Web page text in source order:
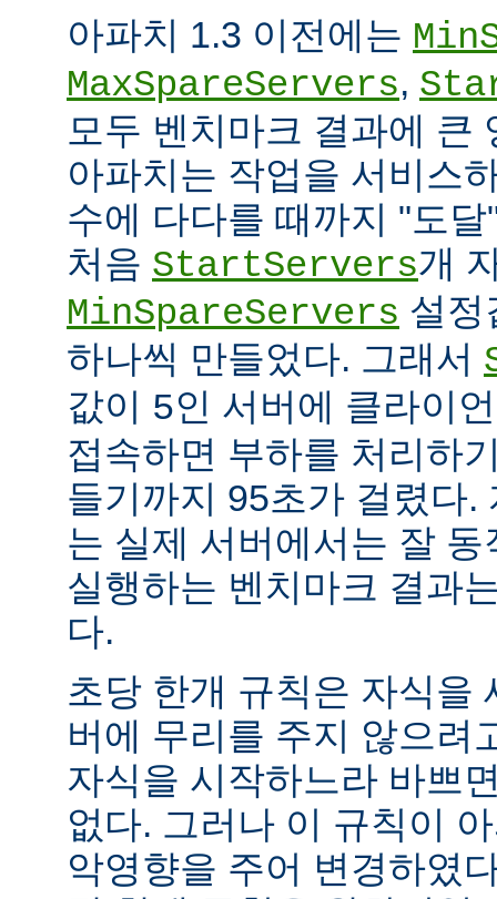
아파치 1.3 이전에는
MaxSpareServers,
모두 벤치마크 결과에 큰
아파치는 작업을 서비스
수에 다다를 때까지 "도
처음 StartServers개
MinSpareServers 설정
하나씩 만들었다. 그래서
값이 5인 서버에 클라이
접속하면 부하를 처리하
들기까지 95초가 걸렸다.
는 실제 서버에서는 잘
실행하는 벤치마크 결과
다.
초당 한개 규칙은 자식을
버에 무리를 주지 않으려
자식을 시작하느라 바쁘
없다. 그러나 이 규칙이
악영향을 주어 변경하였